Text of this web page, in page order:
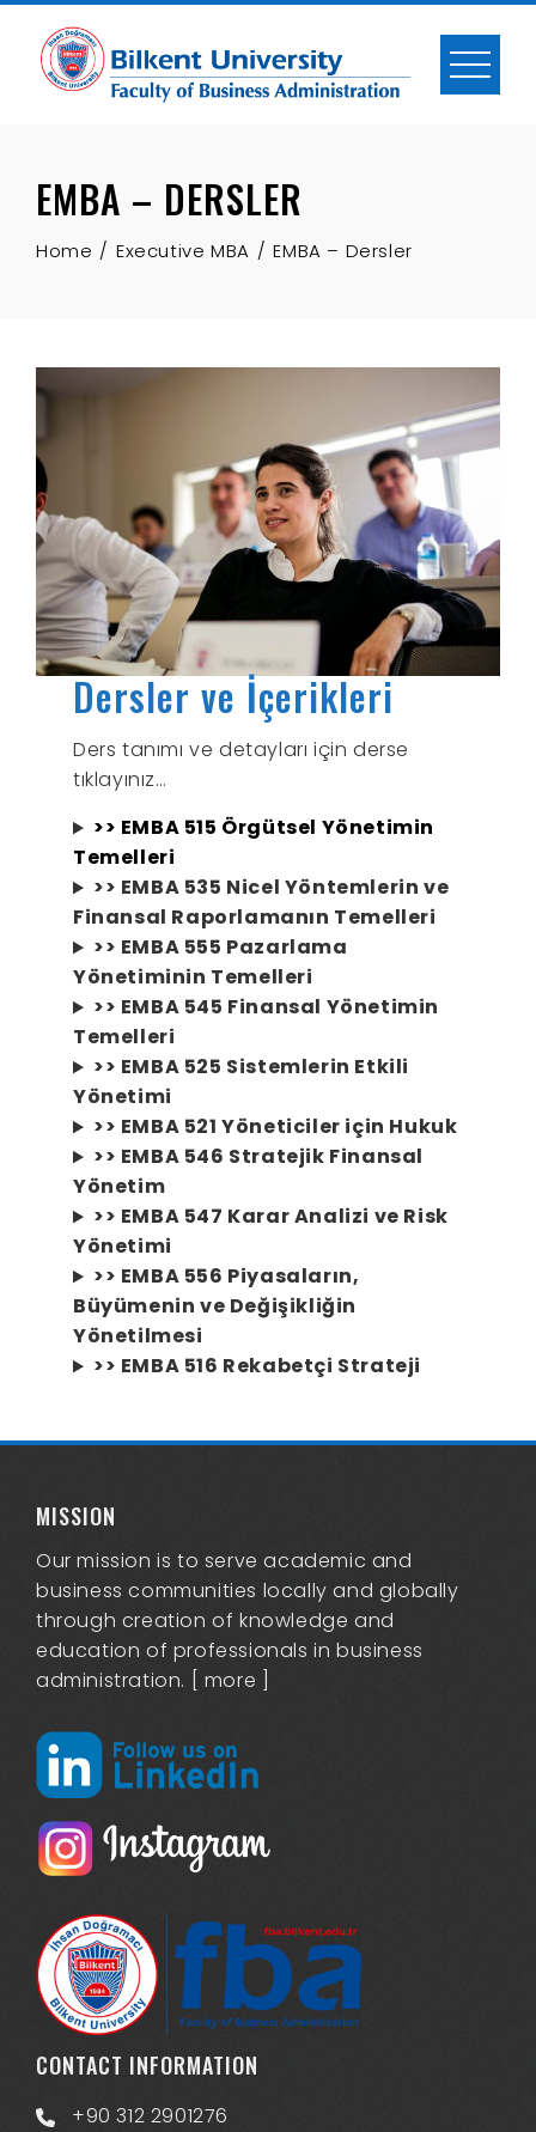
Skip
content
EMBA – DERSLER
Home Executive MBA EMBA – Dersler
Dersler ve İçerikleri
Ders tanımı ve detayları için derse
tıklayınız…
>> EMBA 515 Örgütsel Yönetimin
Temelleri
>> EMBA 535 Nicel Yöntemlerin ve
Finansal Raporlamanın Temelleri
>> EMBA 555 Pazarlama
Yönetiminin Temelleri
>> EMBA 545 Finansal Yönetimin
Temelleri
>> EMBA 525 Sistemlerin Etkili
Yönetimi
>> EMBA 521 Yöneticiler için Hukuk
>> EMBA 546 Stratejik Finansal
Yönetim
>> EMBA 547 Karar Analizi ve Risk
Yönetimi
>> EMBA 556 Piyasaların,
Büyümenin ve Değişikliğin
Yönetilmesi
>> EMBA 516 Rekabetçi Strateji
MISSION
Our mission is to serve academic and
business communities locally and globally
through creation of knowledge and
education of professionals in business
administration. [ more
CONTACT INFORMATION
+90 312 2901276